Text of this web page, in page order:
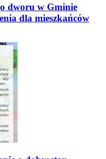
dworu w Gminie
dla mieszkańców